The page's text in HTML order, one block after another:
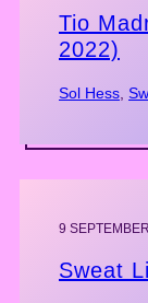
Tio
2022)
Sol Hess
9
Sweat